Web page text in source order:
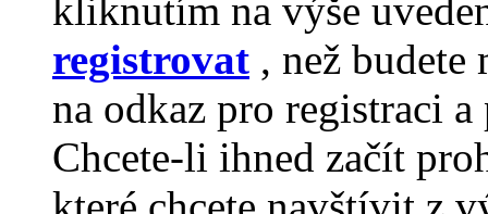
kliknutím na výše
registrovat , než
na odkaz pro registraci
Chcete-li ihned začít